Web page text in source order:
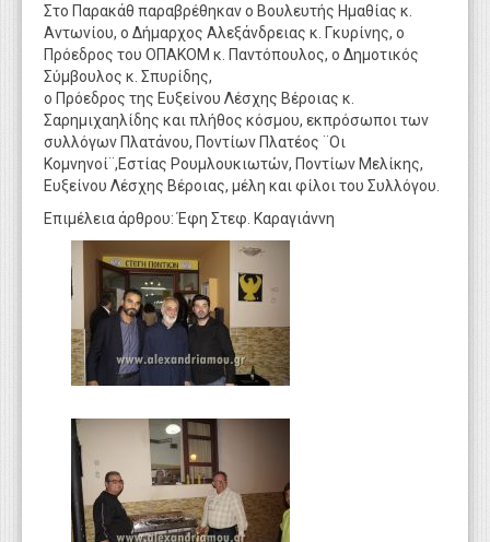
Στο Παρακάθ παραβρέθηκαν ο Βουλευτής Ημαθίας κ.
Αντωνίου, ο Δήμαρχος Αλεξάνδρειας κ. Γκυρίνης, ο
Πρόεδρος του ΟΠΑΚΟΜ κ. Παντόπουλος, ο Δημοτικός
Σύμβουλος κ. Σπυρίδης,
ο Πρόεδρος της Ευξείνου Λέσχης Βέροιας κ.
Σαρημιχαηλίδης και πλήθος κόσμου, εκπρόσωποι των
συλλόγων Πλατάνου, Ποντίων Πλατέος ¨Οι
Κομνηνοί¨,Εστίας Ρουμλουκιωτών, Ποντίων Μελίκης,
Ευξείνου Λέσχης Βέροιας, μέλη και φίλοι του Συλλόγου.
Επιμέλεια άρθρου: Έφη Στεφ. Καραγιάννη